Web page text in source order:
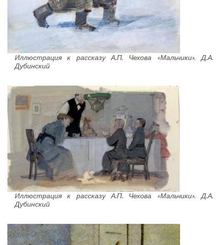
Иллюстрация к рассказу А.П. Чехова «Мальчики». Д.А.
Дубинский
Иллюстрация к рассказу А.П. Чехова «Мальчики». Д.А.
Дубинский